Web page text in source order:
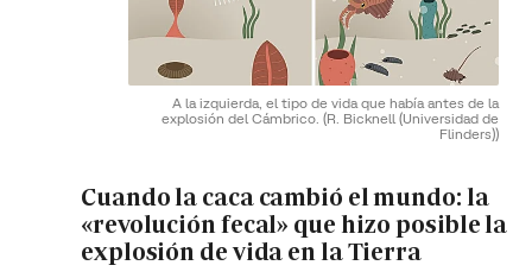
A la izquierda, el tipo de vida que había antes de la
explosión del Cámbrico. (R. Bicknell (Universidad de
Flinders))
Cuando la caca cambió el mundo: la
«revolución fecal» que hizo posible la
explosión de vida en la Tierra